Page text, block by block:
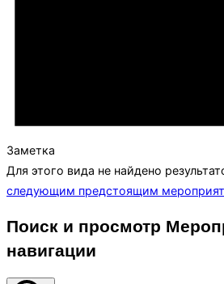
Заметка
Для этого вида не найдено
следующим предстоящим
Поиск и просмотр
навигации